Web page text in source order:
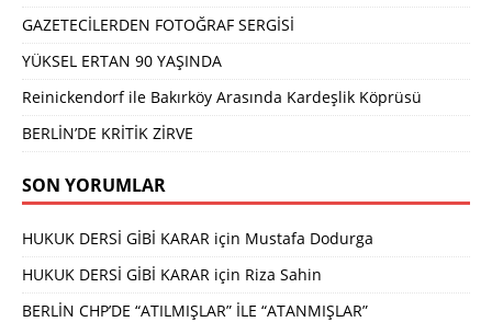
GAZETECİLERDEN FOTOĞRAF SERGİSİ
YÜKSEL ERTAN 90 YAŞINDA
Reinickendorf ile Bakırköy Arasında Kardeşlik Köprüsü
BERLİN’DE KRİTİK ZİRVE
SON YORUMLAR
HUKUK DERSİ GİBİ KARAR için Mustafa Dodurga
HUKUK DERSİ GİBİ KARAR için Riza Sahin
BERLİN CHP’DE “ATILMIŞLAR” İLE “ATANMIŞLAR”